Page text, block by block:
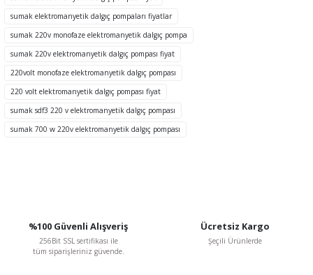
Ürün açıklamasında eksik bilgiler bulunuyor.
Ürün bilgilerinde hatalar bulunuyor.
Ürün fiyatı diğer sitelerden daha pahalı.
Bu ürüne benzer farklı alternatifler olmalı.
sumak elektromanyetik dalgıç pompaları fiyatlar
sumak 220v monofaze elektromanyetik dalgıç pompa
sumak 220v elektromanyetik dalgıç pompası fiyat
220volt monofaze elektromanyetik dalgıç pompası
220 volt elektromanyetik dalgıç pompası fiyat
sumak sdf3 220 v elektromanyetik dalgıç pompası
sumak 700 w 220v elektromanyetik dalgıç pompası
%100 Güvenli Alışveriş
256Bit SSL sertifikası ile
tüm siparişleriniz güvende.
Ücretsiz Kargo
Şeçili Ürünlerde